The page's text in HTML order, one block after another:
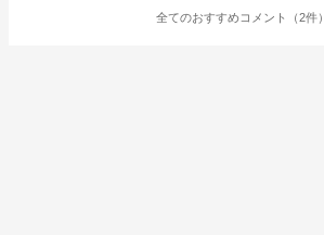
全てのおすすめコメント（2件）